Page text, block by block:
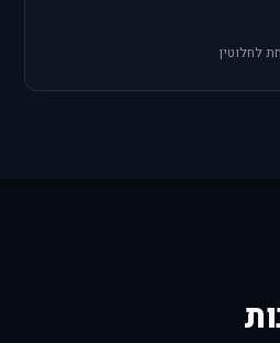
לחלוטין